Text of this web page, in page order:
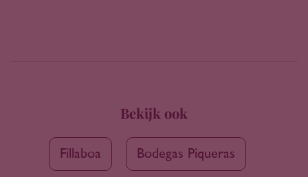
Bekijk ook
Fillaboa Bodegas Piqueras